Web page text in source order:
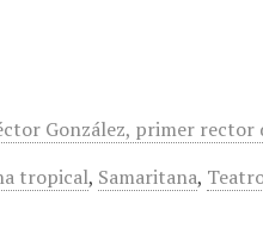
González, primer rector
tropical, Samaritana,